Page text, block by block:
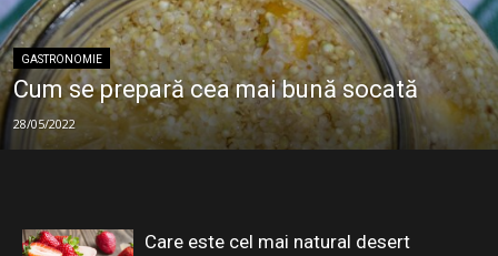
GASTRONOMIE
Cum se prepară cea mai bună socată
28/05/2022
Care este cel mai natural desert